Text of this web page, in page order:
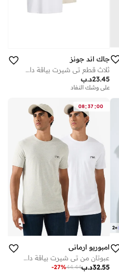
جاك اند جونز
ثلاث قطع تي شيرت بياقة دائرية ورسومات
د.ب23.45
على وشك النفاد
+
2
08:37 :00
امبوريو ارماني
عبوتان من تي شيرت بياقة دائرية وشعار
د.ب32.55
44.44
-27%